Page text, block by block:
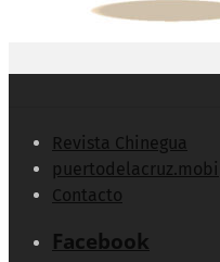
Revista Chinegua
puertodelacruz.mobi
Contacto
Facebook